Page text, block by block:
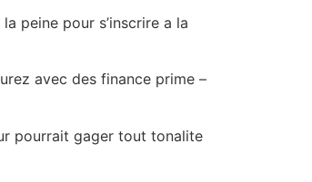
peine pour s’inscrire a la
avec des finance prime –
pourrait gager tout tonalite